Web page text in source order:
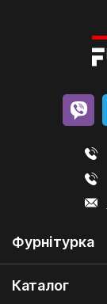
Фурнітурка
Каталог